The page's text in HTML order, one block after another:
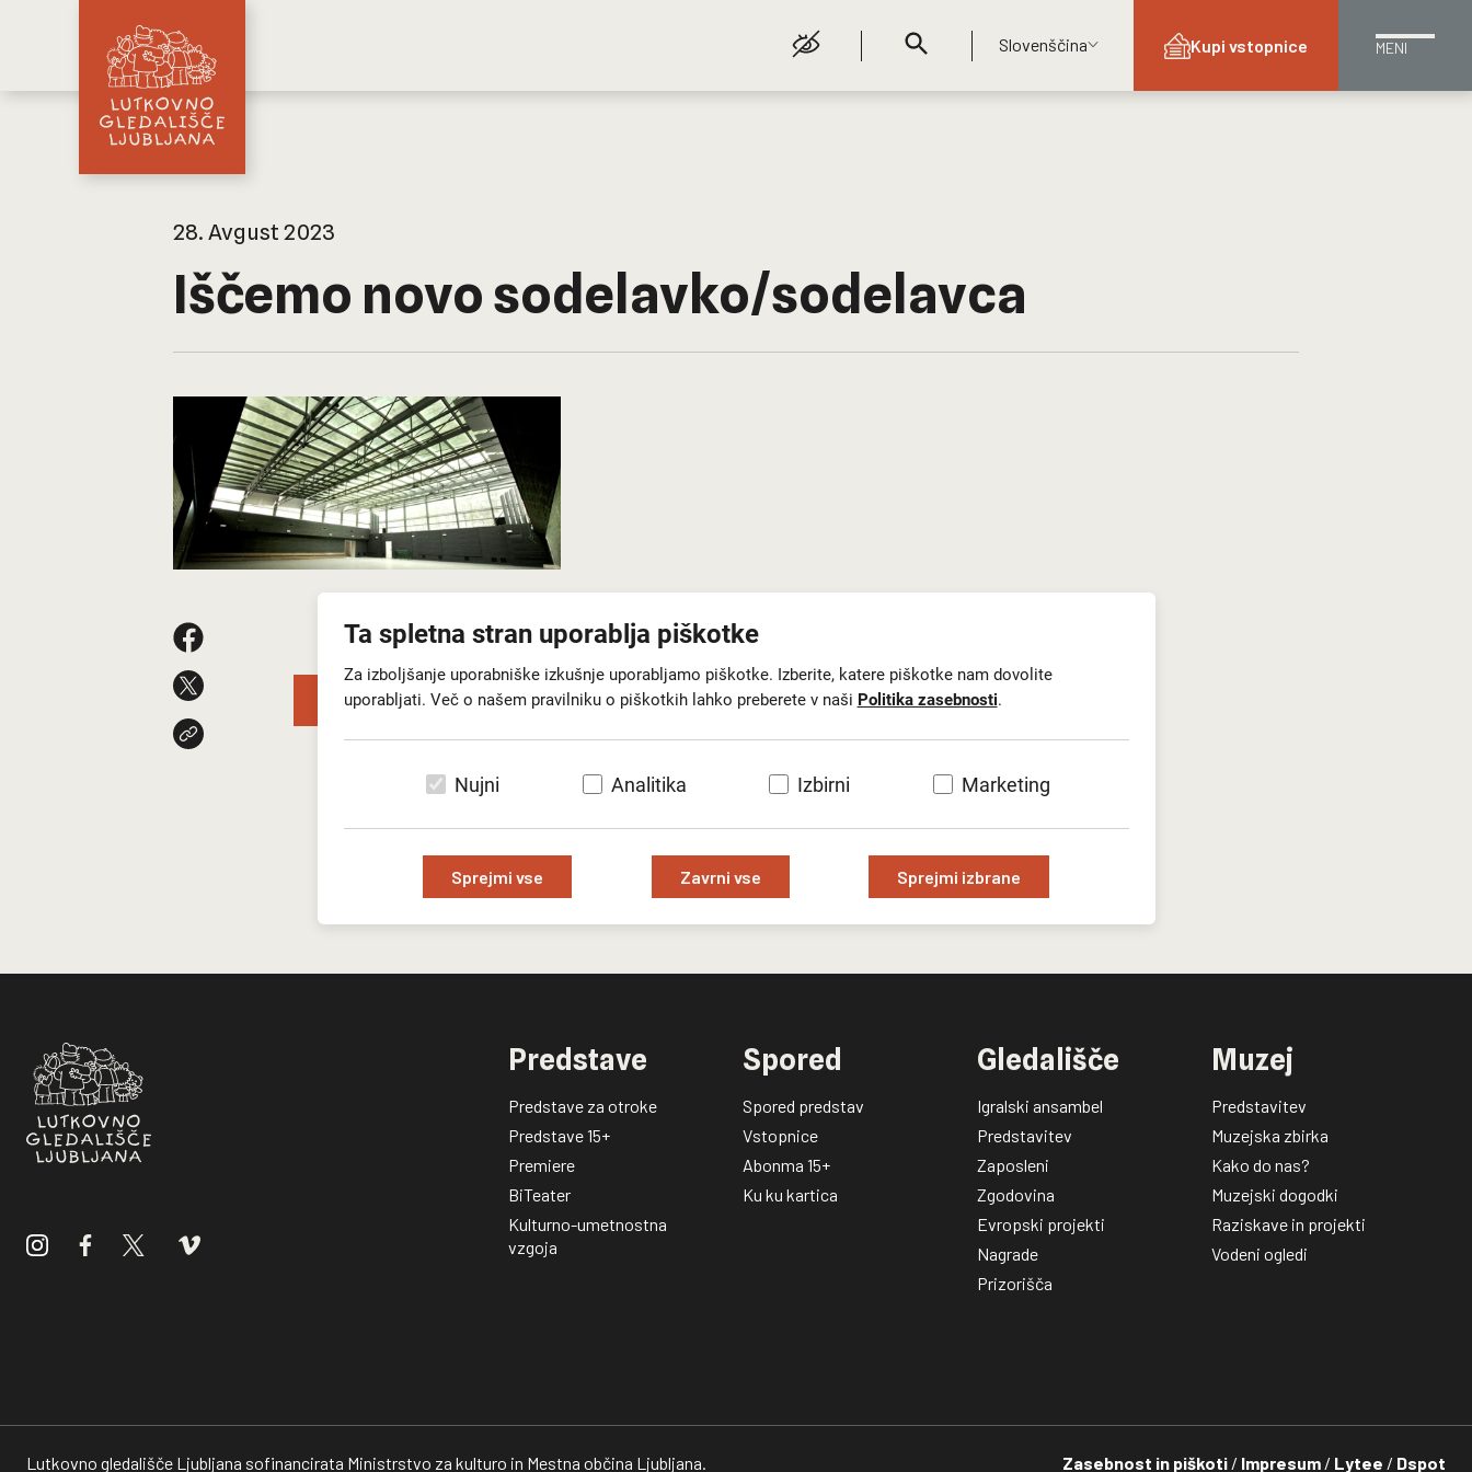
Ta spletna stran uporablja piškotke
Za izboljšanje uporabniške izkušnje uporabljamo piškotke. Izberite, katere piškotke nam dovolite
uporabljati. Več o našem pravilniku o piškotkih lahko preberete v naši Politika zasebnosti.
Nujni Analitika Izbirni Marketing
Sprejmi vse Zavrni vse Sprejmi izbrane
Slovenščina Kupi vstopnice MENI
28. Avgust 2023
Iščemo novo sodelavko/sodelavca
Nazaj na seznam novic
Predstave
Predstave za otroke
Predstave 15+
Premiere
BiTeater
Kulturno-umetnostna
vzgoja
Spored
Spored predstav
Vstopnice
Abonma 15+
Ku ku kartica
Gledališče
Igralski ansambel
Predstavitev
Zaposleni
Zgodovina
Evropski projekti
Nagrade
Prizorišča
Muzej
Predstavitev
Muzejska zbirka
Kako do nas?
Muzejski dogodki
Raziskave in projekti
Vodeni ogledi
Lutkovno gledališče Ljubljana sofinancirata Ministrstvo za kulturo in Mestna občina Ljubljana. Zasebnost in piškoti / Impresum / Lytee / Dspot